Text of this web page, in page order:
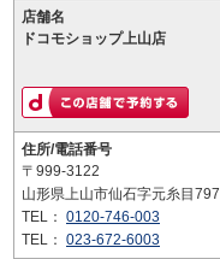
店舗名
ドコモショップ上山店
住所/電話番号
〒999-3122
山形県上山市仙石字元糸目797
TEL： 0120-746-003
TEL： 023-672-6003